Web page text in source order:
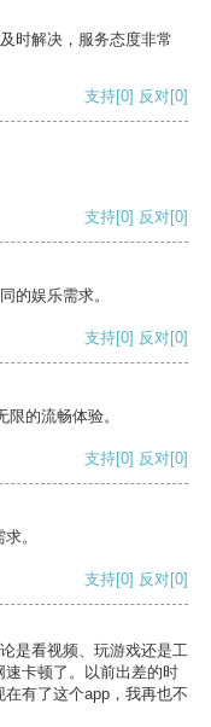
时解决，服务态度非常
支持[0] 反对[0]
支持[0] 反对[0]
的娱乐需求。
支持[0] 反对[0]
的流畅体验。
支持[0] 反对[0]
。
支持[0] 反对[0]
是看视频、玩游戏还是工
卡顿了。以前出差的时
有了这个app，我再也不